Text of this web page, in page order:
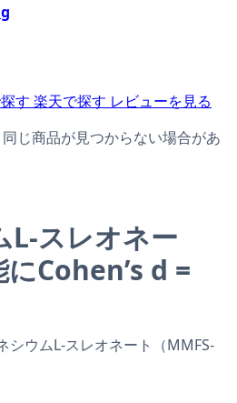
す 楽天で探す レビューを見る
じ商品が見つからない場合があ
L-スレオネー
にCohen’s d =
シウムL-スレオネート（MMFS-